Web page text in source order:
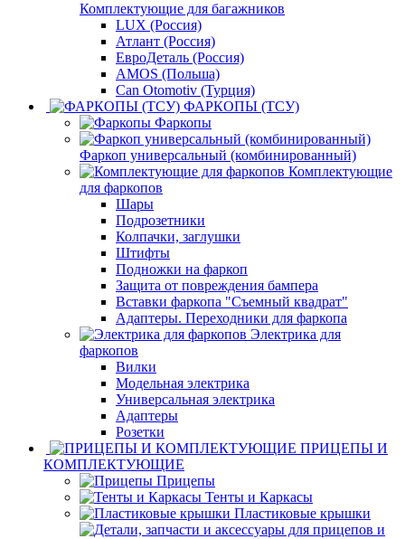
Комплектующие для багажников
LUX (Россия)
Атлант (Россия)
ЕвроДеталь (Россия)
AMOS (Польша)
Can Otomotiv (Турция)
ФАРКОПЫ (ТСУ)
Фаркопы
Фаркоп универсальный (комбинированный)
Комплектующие
для фаркопов
Шары
Подрозетники
Колпачки, заглушки
Штифты
Подножки на фаркоп
Защита от повреждения бампера
Вставки фаркопа "Съемный квадрат"
Адаптеры. Переходники для фаркопа
Электрика для
фаркопов
Вилки
Модельная электрика
Универсальная электрика
Адаптеры
Розетки
ПРИЦЕПЫ И
КОМПЛЕКТУЮЩИЕ
Прицепы
Тенты и Каркасы
Пластиковые крышки